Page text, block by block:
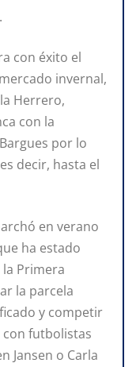
con éxito el
invernal,
Herrero,
con la
por lo
decir, hasta el
en verano
ha estado
Primera
la parcela
y competir
futbolistas
Jansen o Carla